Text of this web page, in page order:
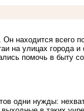
находится всего
на улицах города
помочь в быту
одни нужды: